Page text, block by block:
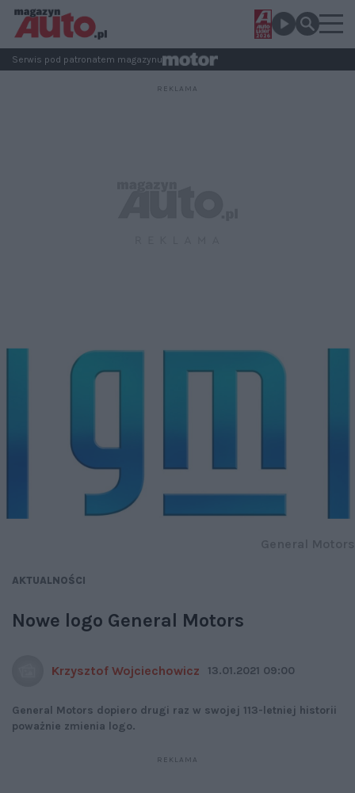
Serwis pod patronatem magazynu
AKTUALNOŚCI
Nowe logo General Motors
Krzysztof Wojciechowicz 13.01.2021 09:00
General Motors dopiero drugi raz w swojej 113-letniej historii
poważnie zmienia logo.